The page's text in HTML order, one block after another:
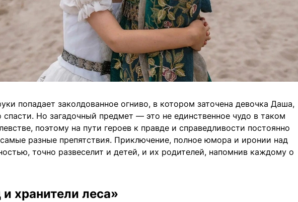
попадает заколдованное огниво, в котором заточена девочка Даша,
Но загадочный предмет — это не единственное чудо в таком
поэтому на пути героев к правде и справедливости постоянно
самые разные препятствия. Приключение, полное юмора и иронии над
точно развеселит и детей, и их родителей, напомнив каждому о
хранители леса»